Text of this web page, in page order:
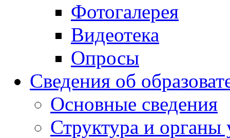
Фотогалерея
Видеотека
Опросы
Сведения об
Основные сведения
Структура и органы